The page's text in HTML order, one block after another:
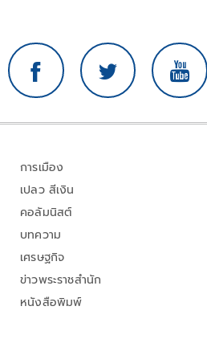
การเมือง
เปลว สีเงิน
คอลัมนิสต์
บทความ
เศรษฐกิจ
ข่าวพระราชสำนัก
หนังสือพิมพ์